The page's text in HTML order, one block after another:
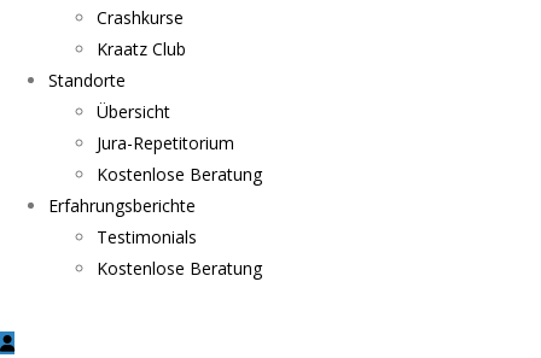
Crashkurse
Kraatz Club
Standorte
Übersicht
Jura-Repetitorium
Kostenlose Beratung
Erfahrungsberichte
Testimonials
Kostenlose Beratung